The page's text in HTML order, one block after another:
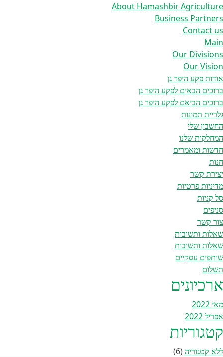
About Hamashbir Agriculture
Business Partners
Contact us
Main
Our Divisions
Our Vision
אודות פקע היפר גן
ברוכים הבאים לפקע היפר גן
ברוכים הביאם לפקע היפר גן
גלריית תמונות
החשבון שלי
המחלקות שלנו
חדשות ומאמרים
חנות
יצירת קשר
מדיניות פרטיות
סל קניות
סניפים
צור קשר
שאלות ותשובות
שאלות ותשובות
שותפים עסקיים
תשלום
ארכיונים
מאי 2022
אפריל 2022
קטגוריות
ללא קטגוריה(6)